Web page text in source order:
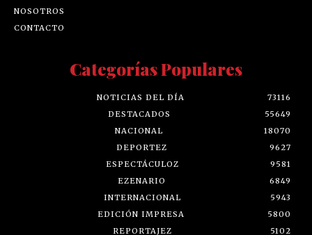
NOSOTROS
CONTACTO
Categorías Populares
NOTICIAS DEL DÍA
73116
DESTACADOS
55649
NACIONAL
18070
DEPORTEZ
9627
ESPECTÁCULOZ
9581
EZENARIO
6849
INTERNACIONAL
5943
EDICIÓN IMPRESA
5800
REPORTAJEZ
5102